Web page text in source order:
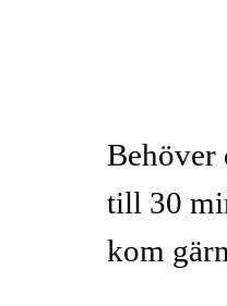
Behöver
till 30
kom